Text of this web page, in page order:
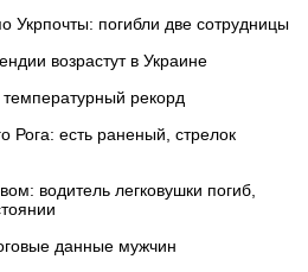
Укрпочты: погибли две сотрудницы
возрастут в Украине
рекорд
Рога: есть раненый, стрелок
водитель легковушки погиб,
данные мужчин